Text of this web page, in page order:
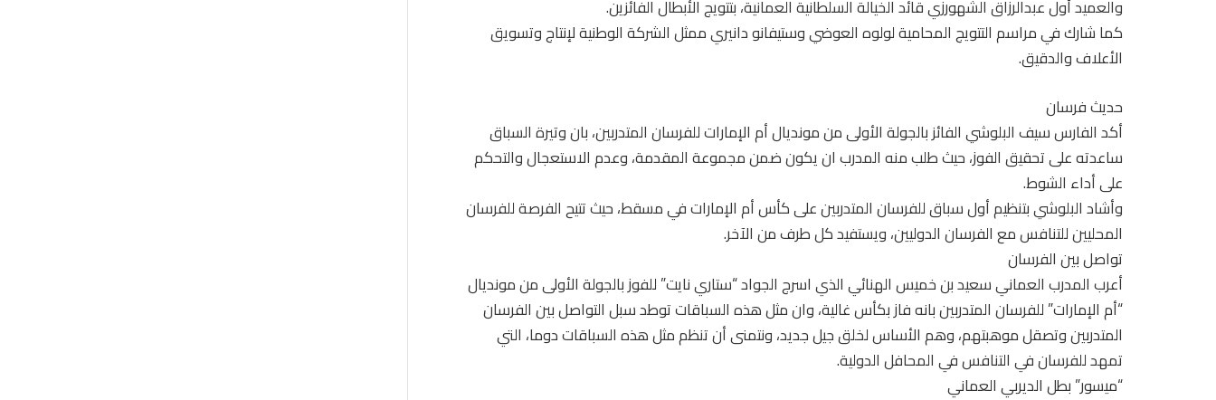
والعميد أول عبدالرزاق الشهورزي قائد الخيالة السلطانية العمانية، بتتويج الأبطال الفائزين.
كما شارك في مراسم التتويج المحامية لولوه العوضي وستيفانو دانيري ممثل الشركة الوطنية لإنتاج وتسويق
الأعلاف والدقيق.
حديث فرسان
أكد الفارس سيف البلوشي الفائز بالجولة الأولى من مونديال أم الإمارات للفرسان المتدربين، بان وتيرة السباق
ساعدته على تحقيق الفوز، حيث طلب منه المدرب ان يكون ضمن مجموعة المقدمة، وعدم الاستعجال والتحكم
على أداء الشوط.
وأشاد البلوشي بتنظيم أول سباق للفرسان المتدربين على كأس أم الإمارات في مسقط، حيث تتيح الفرصة للفرسان
المحليين للتنافس مع الفرسان الدوليين، ويستفيد كل طرف من الآخر.
تواصل بين الفرسان
أعرب المدرب العماني سعيد بن خميس الهنائي الذي اسرج الجواد “ستاري نايت” للفوز بالجولة الأولى من مونديال
“أم الإمارات” للفرسان المتدربين بانه فاز بكأس غالية، وان مثل هذه السباقات توطد سبل التواصل بين الفرسان
المتدربين وتصقل موهبتهم، وهم الأساس لخلق جيل جديد، ونتمنى أن تنظم مثل هذه السباقات دوما، التي
تمهد للفرسان في التنافس في المحافل الدولية.
“ميسور” بطل الديربي العماني